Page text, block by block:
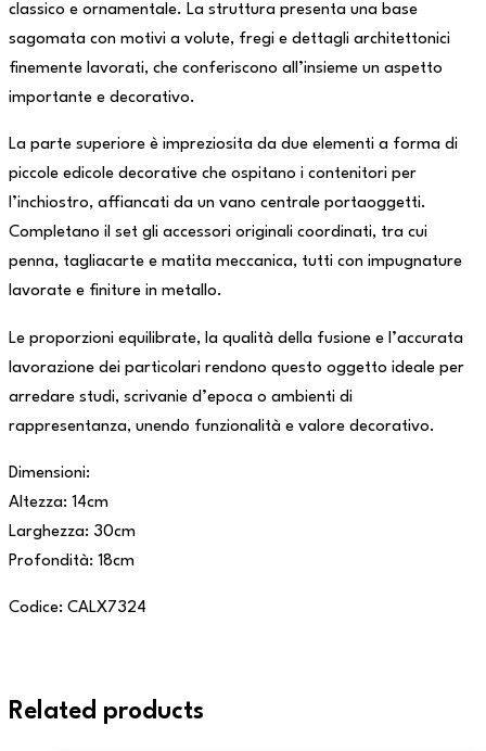
classico e ornamentale. La struttura presenta una base
sagomata con motivi a volute, fregi e dettagli architettonici
finemente lavorati, che conferiscono all’insieme un aspetto
importante e decorativo.
La parte superiore è impreziosita da due elementi a forma di
piccole edicole decorative che ospitano i contenitori per
l’inchiostro, affiancati da un vano centrale portaoggetti.
Completano il set gli accessori originali coordinati, tra cui
penna, tagliacarte e matita meccanica, tutti con impugnature
lavorate e finiture in metallo.
Le proporzioni equilibrate, la qualità della fusione e l’accurata
lavorazione dei particolari rendono questo oggetto ideale per
arredare studi, scrivanie d’epoca o ambienti di
rappresentanza, unendo funzionalità e valore decorativo.
Dimensioni:
Altezza: 14cm
Larghezza: 30cm
Profondità: 18cm
Codice: CALX7324
Related products